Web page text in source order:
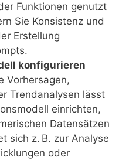
Funktionen genutzt
Sie Konsistenz und
Erstellung
konfigurieren
Vorhersagen,
Trendanalysen lässt
einrichten,
Datensätzen
sich z. B. zur Analyse
oder